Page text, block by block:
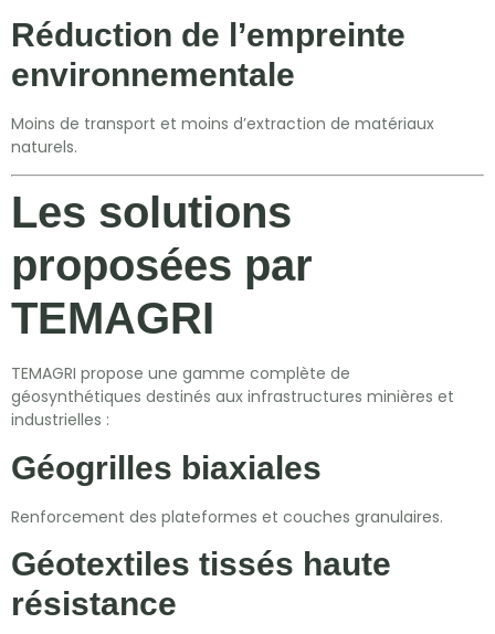
Réduction de l’empreinte
environnementale
Moins de transport et moins d’extraction de matériaux
naturels.
Les solutions
proposées par
TEMAGRI
TEMAGRI propose une gamme complète de
géosynthétiques destinés aux infrastructures minières et
industrielles :
Géogrilles biaxiales
Renforcement des plateformes et couches granulaires.
Géotextiles tissés haute
résistance